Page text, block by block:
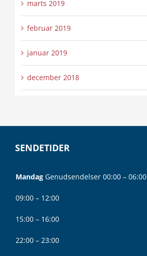
marts 2019
februar 2019
januar 2019
december 2018
SENDETIDER
Mandag Genudsendelser 00:00 – 06:00
09:00 – 12:00
15:00 – 16:00
22:00 – 23:00